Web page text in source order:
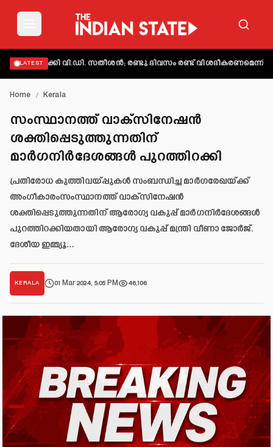
LATEST വി.ഡി. സതീശൻ; രണ്ടു ദിവസം രണ്ട് വിശദീകരണമെന്ന്
Home / Kerala
സംസ്ഥാനത്ത് വാക്സിനേഷൻ
ശക്തിപ്പെടുത്തുന്നതിന്
മാർഗനിർദേശങ്ങൾ പുറത്തിറക്കി
പ്രതിരോധ കുത്തിവയ്പ്പുകൾ സംബന്ധിച്ച മാർഗരേഖയ്ക്ക്
അംഗീകാരംസംസ്ഥാനത്ത് വാക്സിനേഷൻ
ശക്തിപ്പെടുത്തുന്നതിന് ആരോഗ്യ വകുപ്പ് മാർഗനിർദേശങ്ങൾ
പുറത്തിറക്കിയതായി ആരോഗ്യ വകുപ്പ് മന്ത്രി വീണാ ജോർജ്.
ദേശീയ ഇമ്മ്യൂ…
KERALA 01 Mar 2024, 5:05 PM 46,106